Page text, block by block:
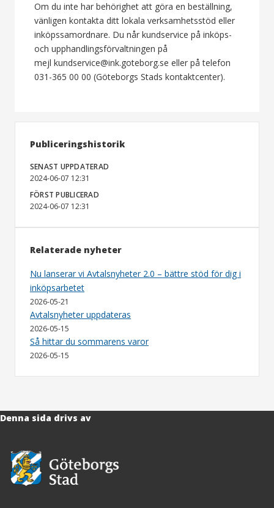
Om du inte har behörighet att göra en beställning,
vänligen kontakta ditt lokala verksamhetsstöd eller
inköpssamordnare. Du når kundservice på inköps-
och upphandlingsförvaltningen på
mejl kundservice@ink.goteborg.se eller på telefon
031-365 00 00 (Göteborgs Stads kontaktcenter).
Publiceringshistorik
SENAST UPPDATERAD
2024-06-07 12:31
FÖRST PUBLICERAD
2024-06-07 12:31
Relaterade nyheter
Nu lanserar vi Avtalsnyheter 2.0 – bättre stöd för dig i
inköpsarbetet
2026-05-21
Avtalsnyheter uppdateras
2026-05-15
Så hittar du sommarens varor
2026-05-15
Denna sida drivs av